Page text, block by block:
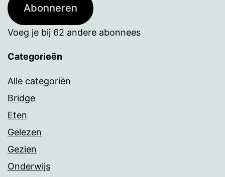
Abonneren
Voeg je bij 62 andere abonnees
Categorieën
Alle categoriën
Bridge
Eten
Gelezen
Gezien
Onderwijs